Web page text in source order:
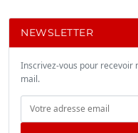
NEWSLETTER
Inscrivez-vous pour recevoir
mail.